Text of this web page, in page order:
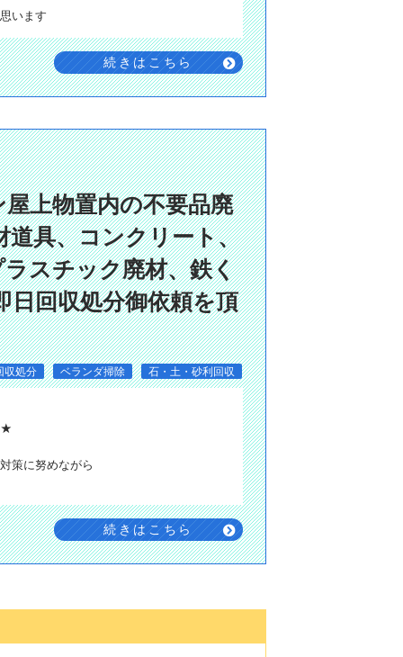
います
続きはこちら
上物置内の不要品廃
道具、コンクリート、
スチック廃材、鉄く
日回収処分御依頼を頂
収処分 ベランダ掃除 石・土・砂利回収
★
策に努めながら
続きはこちら